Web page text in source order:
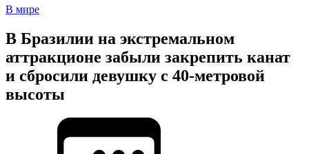
В мире
В Бразилии на экстремальном
аттракционе забыли закрепить канат
и сбросили девушку с 40-метровой
высоты